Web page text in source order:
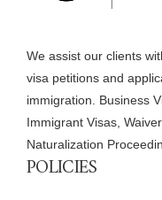
We assist our clients
visa petitions and
immigration. Business
Immigrant Visas,
Naturalization
POLICIES